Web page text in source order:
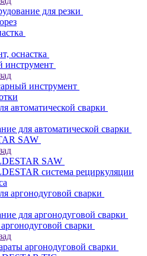
для резки
оснастка
инструмент
инструмент
автоматической сварки
для автоматической сварки
SAW
SAW
система рециркуляции
аргонодуговой сварки
для аргонодуговой сварки
сварки
аргонодуговой сварки